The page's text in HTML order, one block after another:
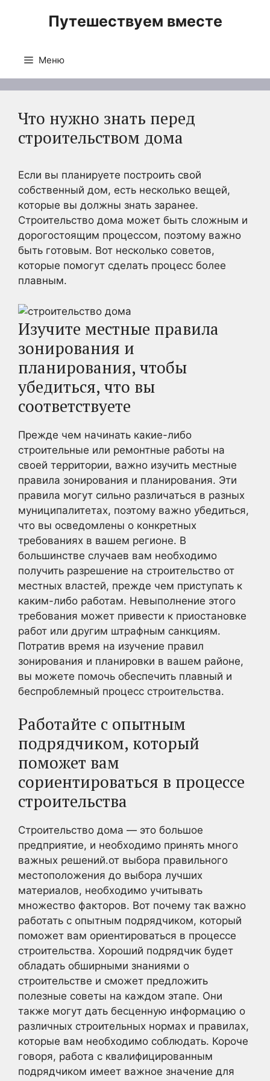
Путешествуем вместе
Меню
Что нужно знать перед
строительством дома
Если вы планируете построить свой
собственный дом, есть несколько вещей,
которые вы должны знать заранее.
Строительство дома может быть сложным и
дорогостоящим процессом, поэтому важно
быть готовым. Вот несколько советов,
которые помогут сделать процесс более
плавным.
Изучите местные правила
зонирования и
планирования, чтобы
убедиться, что вы
соответствуете
Прежде чем начинать какие-либо
строительные или ремонтные работы на
своей территории, важно изучить местные
правила зонирования и планирования. Эти
правила могут сильно различаться в разных
муниципалитетах, поэтому важно убедиться,
что вы осведомлены о конкретных
требованиях в вашем регионе. В
большинстве случаев вам необходимо
получить разрешение на строительство от
местных властей, прежде чем приступать к
каким-либо работам. Невыполнение этого
требования может привести к приостановке
работ или другим штрафным санкциям.
Потратив время на изучение правил
зонирования и планировки в вашем районе,
вы можете помочь обеспечить плавный и
беспроблемный процесс строительства.
Работайте с опытным
подрядчиком, который
поможет вам
сориентироваться в процессе
строительства
Строительство дома — это большое
предприятие, и необходимо принять много
важных решений.от выбора правильного
местоположения до выбора лучших
материалов, необходимо учитывать
множество факторов. Вот почему так важно
работать с опытным подрядчиком, который
поможет вам ориентироваться в процессе
строительства. Хороший подрядчик будет
обладать обширными знаниями о
строительстве и сможет предложить
полезные советы на каждом этапе. Они
также могут дать бесценную информацию о
различных строительных нормах и правилах,
которые вам необходимо соблюдать. Короче
говоря, работа с квалифицированным
подрядчиком имеет важное значение для